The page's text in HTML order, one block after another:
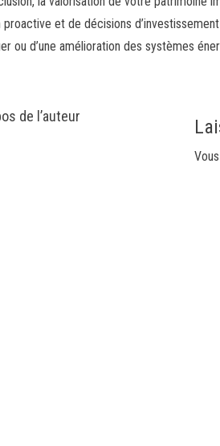
et de décisions
ou d’une amélioration des systèmes
de l’auteur